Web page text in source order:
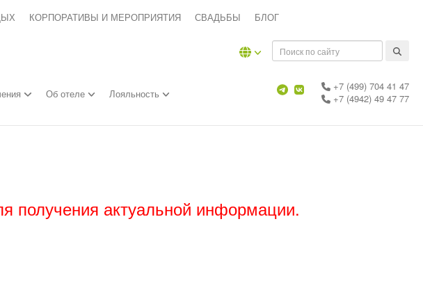
КОРПОРАТИВЫ И МЕРОПРИЯТИЯ СВАДЬБЫ БЛОГ
Об отеле Лояльность
+7 (499) 704 41 47
+7 (4942) 49 47 77
получения актуальной информации.